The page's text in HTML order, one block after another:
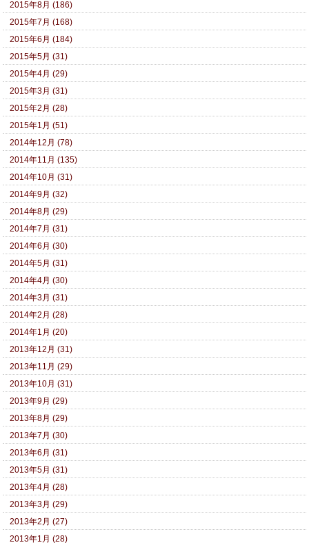
2015年8月 (186)
2015年7月 (168)
2015年6月 (184)
2015年5月 (31)
2015年4月 (29)
2015年3月 (31)
2015年2月 (28)
2015年1月 (51)
2014年12月 (78)
2014年11月 (135)
2014年10月 (31)
2014年9月 (32)
2014年8月 (29)
2014年7月 (31)
2014年6月 (30)
2014年5月 (31)
2014年4月 (30)
2014年3月 (31)
2014年2月 (28)
2014年1月 (20)
2013年12月 (31)
2013年11月 (29)
2013年10月 (31)
2013年9月 (29)
2013年8月 (29)
2013年7月 (30)
2013年6月 (31)
2013年5月 (31)
2013年4月 (28)
2013年3月 (29)
2013年2月 (27)
2013年1月 (28)